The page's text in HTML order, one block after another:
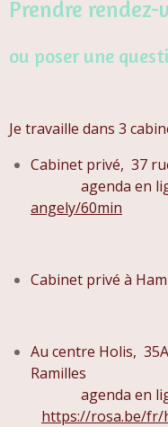
Prendre rendez-
ou poser une
Je travaille dans 3
Cabinet privé, 37
agenda en
angely/60min
Cabinet privé à
Au centre Holis,
Ramilles
agenda en
https://rosa.be/